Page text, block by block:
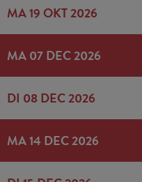
MA 19 OKT 2026
MA 07 DEC 2026
DI 08 DEC 2026
MA 14 DEC 2026